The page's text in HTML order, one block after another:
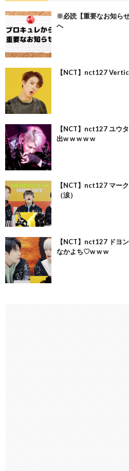
※必読【重要なお知ら
へ
【NCT】nct127
【NCT】nct127 ユウ
出w w w w w
【NCT】nct127 マー
（涙）
【NCT】nct127 ドヨ
なかよち♡w w w